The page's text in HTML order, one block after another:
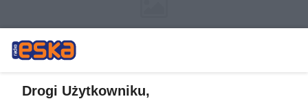
Drogi Użytkowniku,